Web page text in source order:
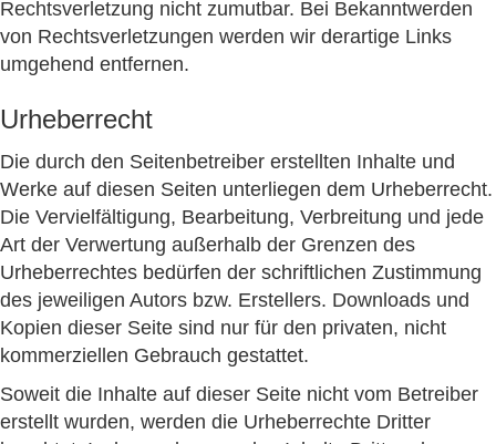
Rechtsverletzung nicht zumutbar. Bei Bekanntwerden
von Rechtsverletzungen werden wir derartige Links
umgehend entfernen.
Urheberrecht
Die durch den Seitenbetreiber erstellten Inhalte und
Werke auf diesen Seiten unterliegen dem Urheberrecht.
Die Vervielfältigung, Bearbeitung, Verbreitung und jede
Art der Verwertung außerhalb der Grenzen des
Urheberrechtes bedürfen der schriftlichen Zustimmung
des jeweiligen Autors bzw. Erstellers. Downloads und
Kopien dieser Seite sind nur für den privaten, nicht
kommerziellen Gebrauch gestattet.
Soweit die Inhalte auf dieser Seite nicht vom Betreiber
erstellt wurden, werden die Urheberrechte Dritter